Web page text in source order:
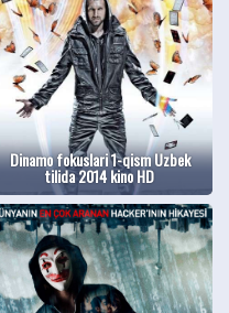
Dinamo fokuslari 1-qism Uzbek
tilida 2014 kino HD